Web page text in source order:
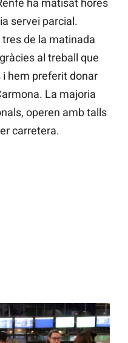
ha matisat hores
servei parcial.
tres de la matinada
gràcies al treball que
i hem preferit donar
La majoria
operen amb talls
carretera.